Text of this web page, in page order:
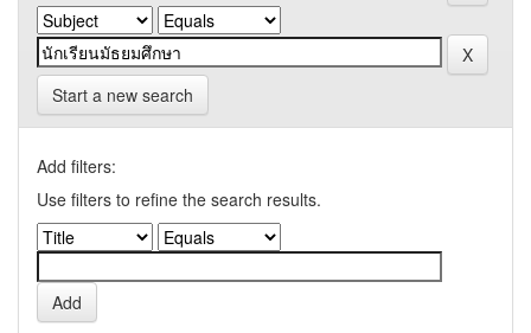
Start a new search
Add filters:
Use filters to refine the search results.